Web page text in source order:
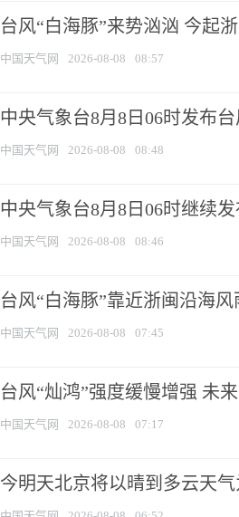
台风“白海豚”来势汹汹 今起
中国天气网 2026-08-08 08:57
中央气象台8月8日06时发布
中国天气网 2026-08-08 08:48
中央气象台8月8日06时继续
中国天气网 2026-08-08 08:46
台风“白海豚”靠近浙闽沿海
中国天气网 2026-08-08 07:45
台风“灿鸿”强度缓慢增强 未
中国天气网 2026-08-08 07:17
今明天北京将以晴到多云天